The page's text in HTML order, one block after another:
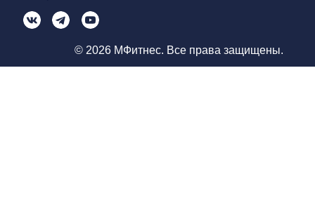
© 2026 МФитнес. Все права защищены.